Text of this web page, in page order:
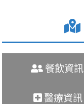
餐飲資訊
醫療資訊